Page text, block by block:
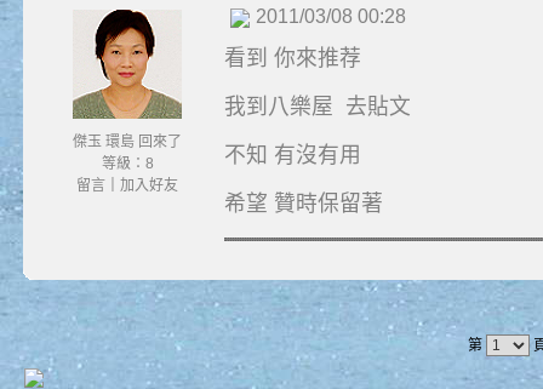
傑玉 環島 回來了
等級：8
留言
加入好友
2011/03/08 00:28
看到 你來推荐
我到八樂屋 去貼文
不知 有沒有用
希望 贊時保留著
第